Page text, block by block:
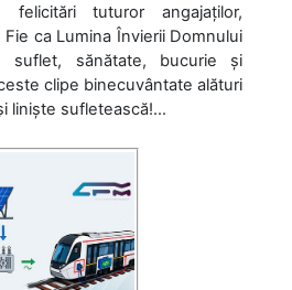
felicitări tuturor angajaților,
ca Lumina Învierii Domnului
sănătate, bucurie și
clipe binecuvântate alături
liniște sufletească!...